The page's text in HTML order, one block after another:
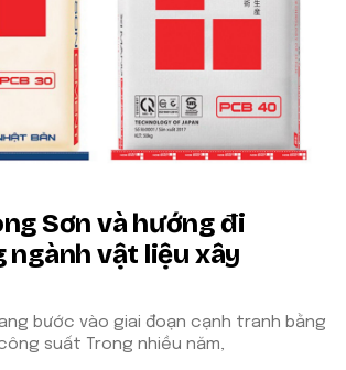
Sơn và hướng đi
vật liệu xây
bước vào giai đoạn cạnh tranh bằng
suất Trong nhiều năm,